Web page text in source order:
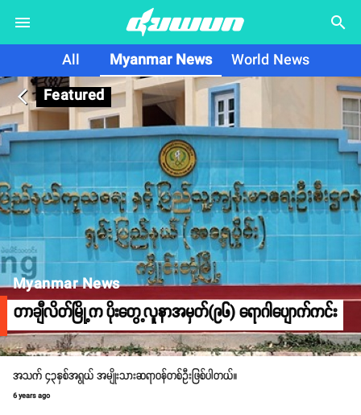
search
All Myanmar News
World News
Featured
arrow_back_ios
Myanmar News
တာချီလိတ်မြို့က ပိုးတွေ့လူနာအမှတ်(၉၆) ရောဂါပျောက်ကင်း
အသက် ၄၃နှစ်အရွယ် အမျိုးသားဆရာဝန်တစ်ဦးဖြစ်ပါတယ်။
6 years ago